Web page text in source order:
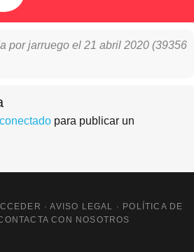
porjarruego el 21 abril 2020 (39356
conectado para publicar un
·AVISO LEGAL · POLÍTICA DE
CON NOSOTROS